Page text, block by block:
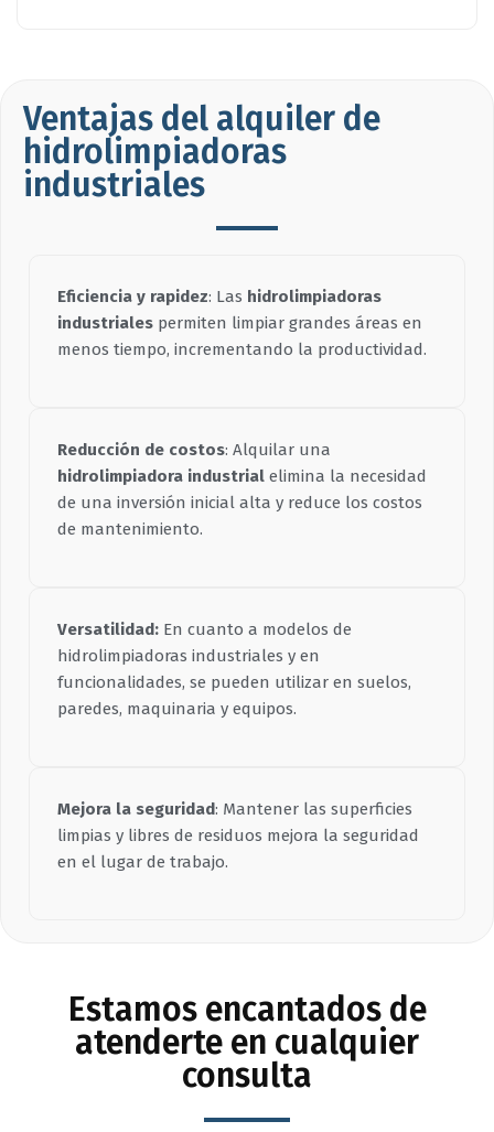
Ventajas del alquiler de
hidrolimpiadoras
industriales
Eficiencia y rapidez: Las hidrolimpiadoras
industriales permiten limpiar grandes áreas en
menos tiempo, incrementando la productividad.
Reducción de costos: Alquilar una
hidrolimpiadora industrial elimina la necesidad
de una inversión inicial alta y reduce los costos
de mantenimiento.
Versatilidad: En cuanto a modelos de
hidrolimpiadoras industriales y en
funcionalidades, se pueden utilizar en suelos,
paredes, maquinaria y equipos.
Mejora la seguridad: Mantener las superficies
limpias y libres de residuos mejora la seguridad
en el lugar de trabajo.
Estamos encantados de
atenderte en cualquier
consulta